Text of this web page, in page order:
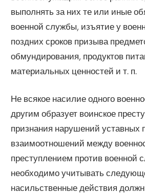
выполнять за них те или иные
военной службы, изъятие у
поздних сроков призыва
обмундирования, продуктов
материальных ценностей и т. п.
Не всякое насилие одного
другим образует воинское
признания нарушений уставных
взаимоотношений между
преступлением против военной
необходимо учитывать
насильственные действия